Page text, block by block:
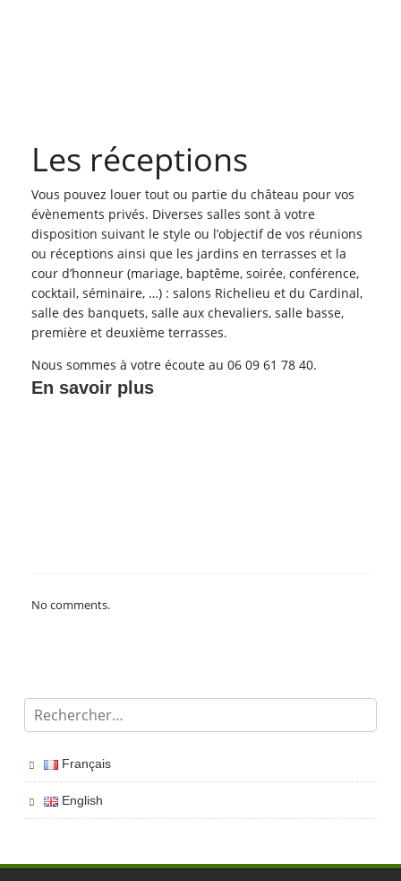
Les réceptions
Vous pouvez louer tout ou partie du château pour vos
évènements privés. Diverses salles sont à votre
disposition suivant le style ou l’objectif de vos réunions
ou réceptions ainsi que les jardins en terrasses et la
cour d’honneur (mariage, baptême, soirée, conférence,
cocktail, séminaire, …) : salons Richelieu et du Cardinal,
salle des banquets, salle aux chevaliers, salle basse,
première et deuxième terrasses.
Nous sommes à votre écoute au 06 09 61 78 40.
En savoir plus
No comments.
Français
English